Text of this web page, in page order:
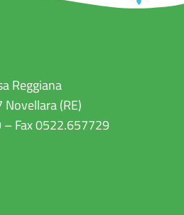
Reggiana
(RE)
Fax 0522.657729